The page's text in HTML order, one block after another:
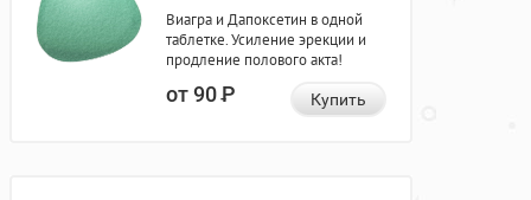
Виагра и Дапоксетин в одной
таблетке. Усиление эрекции и
продление полового акта!
от 90Р Купить